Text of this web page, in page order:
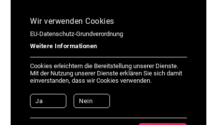
Ideen für GruVer (Feature Requests)
Abgeschlossene anzeigen
Gruver als App
29.09.2020 12:59
Chattool einbauen
14.07.2019 21:03
Wir verwenden Cookies
EU-Datenschutz-Grundverordnung
Weitere Informationen
Ja Nein
Cookies erleichtern die Bereitstellung unserer Dienste.
Mit der Nutzung unserer Dienste erklären Sie sich damit
einverstanden, dass wir Cookies verwenden.